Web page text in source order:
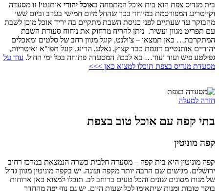
בית מנדיס צפת הוא בית אוכל המתמחה ב אוכל יהודיאותנטי! זו מסעדה
וקייטרינג המפורסמת במיוחד בכך שהחל מיום חמישי בערב וביום ששי
מהבוקר עד שעתיים לפני כניסת השבת מתקיים בה יריד אוכל מוכן לשבת
עם תפריט מגוון ועשיר. ניתן להריח מרחוק את ניחוח סעודת השבת
המתקרבת… כאן תמצאו – צ'ולנט, קוגל מגוון רחב של סלטים ומאכלים
יהודיים אותנטיים דוגמת כבד קצוץ, גאלע, הרינג, קוגל תפו"א ואיטריות,
גפילטע פיש ועוד ועוד… בא לכם? המסעדה פתוחה בכל ימי החול.עוד על
מסעדת מנדיס בצפת תוכלו למצוא כאן >>>
חזרה למעלה
בתי קפה עם אוכל טוב בצפת
קפה מוניטין
קפה מוניטין היא בית קפה – מסעדה חלבית כשרה הנמצאת במרכז רחוב
ירושלים. מגישים שם הרבה יותר מקפה ועוגה. יש בקפה מוניטין מגוון גדול
של מנות מסוגים שונים והכל טעים ברוחב לב. תוכלו למצוא כאן ארוחות
בוקר טובות ומנות שיתאימו לכל שעות היום. יש גם נוף יפה מהחדר